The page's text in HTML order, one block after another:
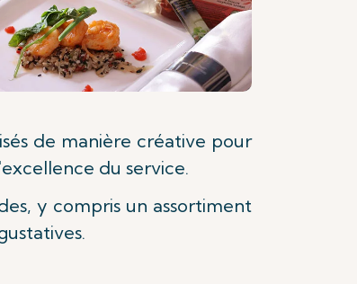
de manière créative pour
du service.
y compris un assortiment